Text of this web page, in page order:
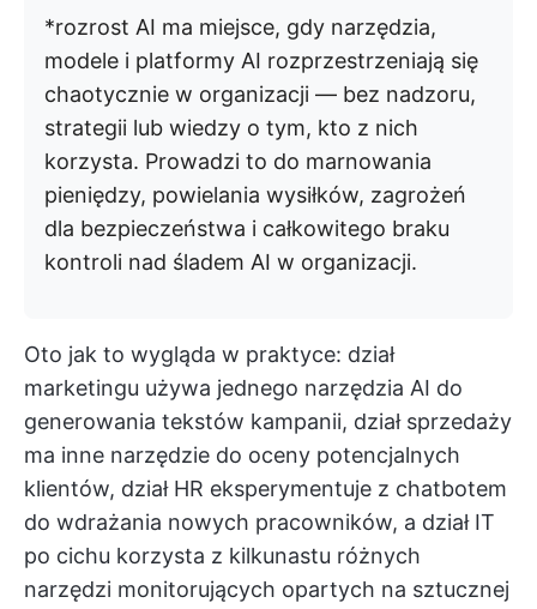
*rozrost AI ma miejsce, gdy narzędzia,
modele i platformy AI rozprzestrzeniają się
chaotycznie w organizacji — bez nadzoru,
strategii lub wiedzy o tym, kto z nich
korzysta. Prowadzi to do marnowania
pieniędzy, powielania wysiłków, zagrożeń
dla bezpieczeństwa i całkowitego braku
kontroli nad śladem AI w organizacji.
Oto jak to wygląda w praktyce: dział
marketingu używa jednego narzędzia AI do
generowania tekstów kampanii, dział sprzedaży
ma inne narzędzie do oceny potencjalnych
klientów, dział HR eksperymentuje z chatbotem
do wdrażania nowych pracowników, a dział IT
po cichu korzysta z kilkunastu różnych
narzędzi monitorujących opartych na sztucznej